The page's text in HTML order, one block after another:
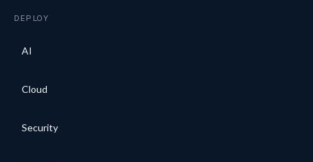
DEPLOY
AI
Cloud
Security